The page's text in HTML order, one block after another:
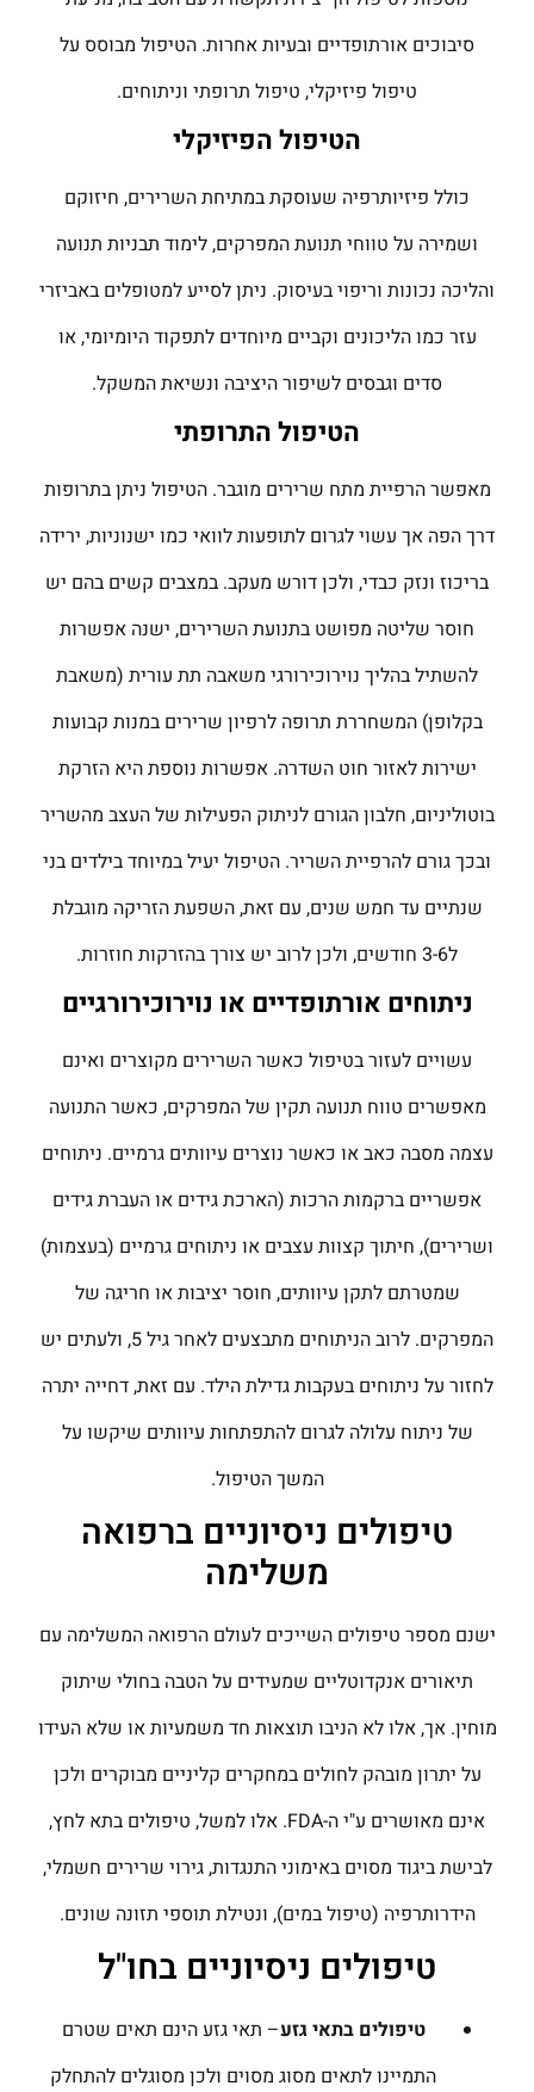
סיבוכים אורתופדיים ובעיות אחרות. הטיפול מבוסס על
טיפול פיזיקלי, טיפול תרופתי וניתוחים.
הטיפול הפיזיקלי
כולל פיזיותרפיה שעוסקת במתיחת השרירים, חיזוקם
ושמירה על טווחי תנועת המפרקים, לימוד תבניות תנועה
והליכה נכונות וריפוי בעיסוק. ניתן לסייע למטופלים באביזרי
עזר כמו הליכונים וקביים מיוחדים לתפקוד היומיומי, או
סדים וגבסים לשיפור היציבה ונשיאת המשקל.
הטיפול התרופתי
מאפשר הרפיית מתח שרירים מוגבר. הטיפול ניתן בתרופות
דרך הפה אך עשוי לגרום לתופעות לוואי כמו ישנוניות, ירידה
בריכוז ונזק כבדי, ולכן דורש מעקב. במצבים קשים בהם יש
חוסר שליטה מפושט בתנועת השרירים, ישנה אפשרות
להשתיל בהליך נוירוכירורגי משאבה תת עורית (משאבת
בקלופן) המשחררת תרופה לרפיון שרירים במנות קבועות
ישירות לאזור חוט השדרה. אפשרות נוספת היא הזרקת
בוטוליניום, חלבון הגורם לניתוק הפעילות של העצב מהשריר
ובכך גורם להרפיית השריר. הטיפול יעיל במיוחד בילדים בני
שנתיים עד חמש שנים, עם זאת, השפעת הזריקה מוגבלת
ל3-6 חודשים, ולכן לרוב יש צורך בהזרקות חוזרות.
ניתוחים אורתופדיים או נוירוכירורגיים
עשויים לעזור בטיפול כאשר השרירים מקוצרים ואינם
מאפשרים טווח תנועה תקין של המפרקים, כאשר התנועה
עצמה מסבה כאב או כאשר נוצרים עיוותים גרמיים. ניתוחים
אפשריים ברקמות הרכות (הארכת גידים או העברת גידים
ושרירים), חיתוך קצוות עצבים או ניתוחים גרמיים (בעצמות)
שמטרתם לתקן עיוותים, חוסר יציבות או חריגה של
המפרקים. לרוב הניתוחים מתבצעים לאחר גיל 5, ולעתים יש
לחזור על ניתוחים בעקבות גדילת הילד. עם זאת, דחייה יתרה
של ניתוח עלולה לגרום להתפתחות עיוותים שיקשו על
המשך הטיפול.
טיפולים ניסיוניים ברפואה
משלימה
ישנם מספר טיפולים השייכים לעולם הרפואה המשלימה עם
תיאורים אנקדוטליים שמעידים על הטבה בחולי שיתוק
מוחין. אך, אלו לא הניבו תוצאות חד משמעיות או שלא העידו
על יתרון מובהק לחולים במחקרים קליניים מבוקרים ולכן
אינם מאושרים ע"י ה-FDA. אלו למשל, טיפולים בתא לחץ,
לבישת ביגוד מסוים באימוני התנגדות, גירוי שרירים חשמלי,
הידרותרפיה (טיפול במים), ונטילת תוספי תזונה שונים.
טיפולים ניסיוניים בחו"ל
טיפולים בתאי גזע– תאי גזע הינם תאים שטרם
התמיינו לתאים מסוג מסוים ולכן מסוגלים להתחלק